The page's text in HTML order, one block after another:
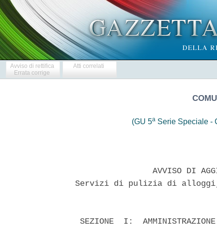
Avviso di rettifica
Errata corrige
Atti correlati
(GU 5a Serie Speciale -
AVVISO DI
Servizi di pulizia di
SEZIONE  I: